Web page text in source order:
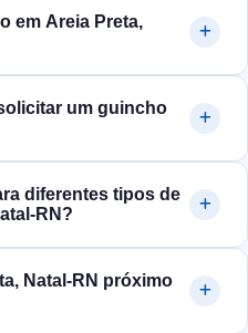
em Areia Preta,
um guincho
diferentes tipos de
Natal‑RN próximo